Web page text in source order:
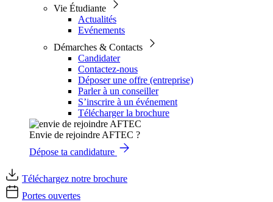
Vie Étudiante
Actualités
Evénements
Démarches & Contacts
Candidater
Contactez-nous
Déposer une offre (entreprise)
Parler à un conseiller
S’inscrire à un événement
Télécharger la brochure
Envie de rejoindre AFTEC ?
Dépose ta candidature
Téléchargez notre brochure
Portes ouvertes